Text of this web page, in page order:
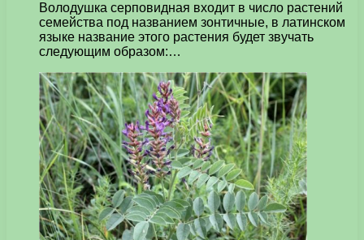
Володушка серповидная входит в число растений
семейства под названием зонтичные, в латинском
языке название этого растения будет звучать
следующим образом:…